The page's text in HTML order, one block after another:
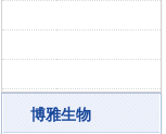
博雅生物